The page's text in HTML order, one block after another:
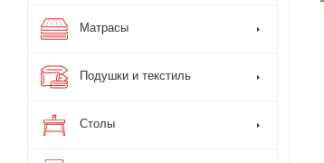
Матрасы
Подушки и текстиль
Столы